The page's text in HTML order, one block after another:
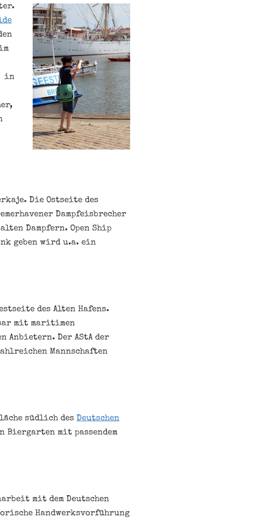
in
Die Ostseite des
Dampfeisbrecher
Dampfern. Open Ship
geben wird u.a. ein
des Alten Hafens.
mit maritimen
Anbietern. Der AStA der
Mannschaften
südlich des Deutschen
Biergarten mit passendem
mit dem Deutschen
Handwerksvorführung